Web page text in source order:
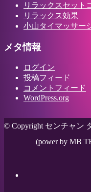
リラックスセット
リラックス効果
小山タイマッサー
メタ情報
ログイン
投稿フィード
コメントフィード
WordPress.org
© Copyright センチャン
(power by MB